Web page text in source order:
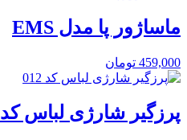
ماساژور پا مدل EMS
459,000 تومان
پرزگیر شارژی لباس کد 012